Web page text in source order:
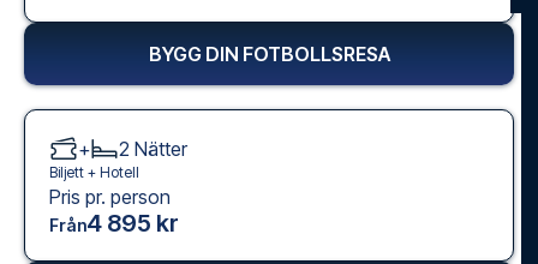
BYGG DIN FOTBOLLSRESA
+ 2 Nätter
Biljett + Hotell
Pris pr. person
Från4 895 kr